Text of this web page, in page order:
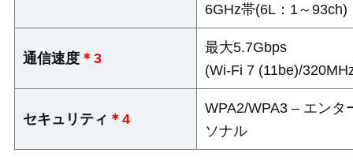
6GHz帯(6L：1～93ch)
通信速度＊3
最大5.7Gbps
(Wi-Fi 7 (11be)/
セキュリティ ＊4
WPA2/WPA3 – エンタ
ソナル